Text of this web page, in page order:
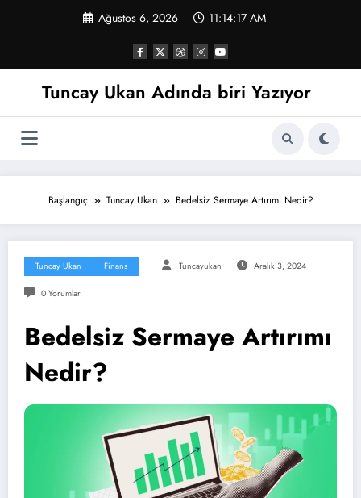
Ağustos 6, 2026 11:14:18 AM
Tuncay Ukan Adında biri Yazıyor
Başlangıç Tuncay Ukan Bedelsiz Sermaye Artırımı Nedir?
Tuncay Ukan Finans Tuncayukan Aralık 3, 2024
0 Yorumlar
Bedelsiz Sermaye Artırımı
Nedir?